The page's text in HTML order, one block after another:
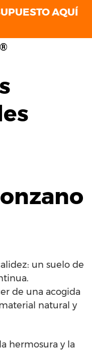
un suelo de
de una acogida
natural y
hermosura y la
AQUÍ